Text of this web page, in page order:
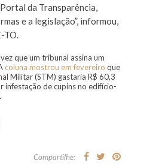
da Transparência,
e a legislação”, informou,
TO.
que um tribunal assina um
coluna mostrou em fevereiro que
Militar (STM) gastaria R$ 60,3
infestação de cupins no edifício-
Compartilhe: